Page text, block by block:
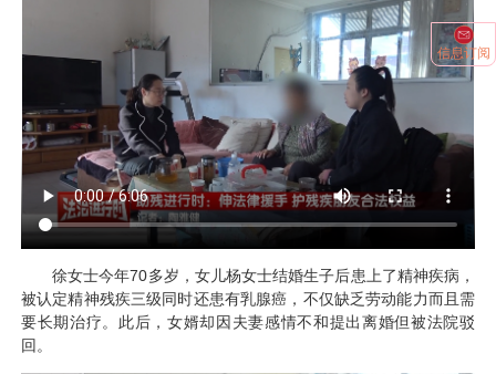
信息订阅
徐女士今年70多岁，女儿杨女士结婚生子后患上了精神疾病，
被认定精神残疾三级同时还患有乳腺癌，不仅缺乏劳动能力而且需
要长期治疗。此后，女婿却因夫妻感情不和提出离婚但被法院驳
回。